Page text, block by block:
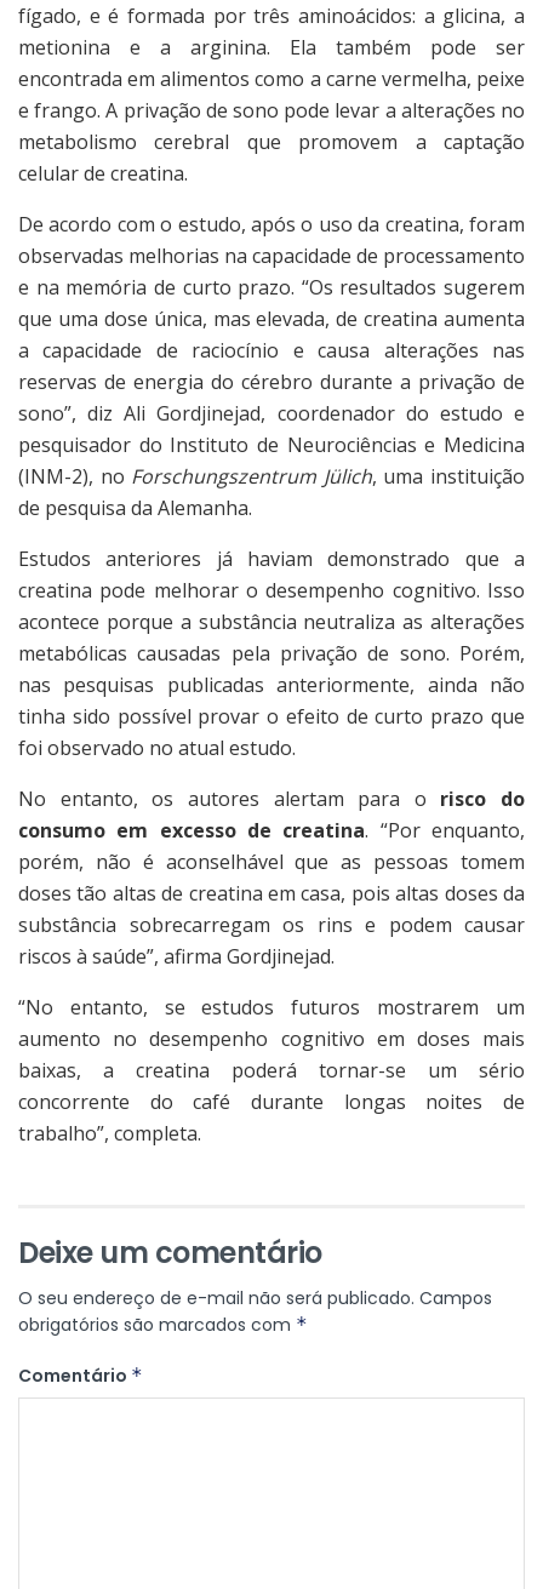
fígado, e é formada por três aminoácidos: a glicina, a
metionina e a arginina. Ela também pode ser
encontrada em alimentos como a carne vermelha, peixe
e frango. A privação de sono pode levar a alterações no
metabolismo cerebral que promovem a captação
celular de creatina.
De acordo com o estudo, após o uso da creatina, foram
observadas melhorias na capacidade de processamento
e na memória de curto prazo. “Os resultados sugerem
que uma dose única, mas elevada, de creatina aumenta
a capacidade de raciocínio e causa alterações nas
reservas de energia do cérebro durante a privação de
sono”, diz Ali Gordjinejad, coordenador do estudo e
pesquisador do Instituto de Neurociências e Medicina
(INM-2), no Forschungszentrum Jülich, uma instituição
de pesquisa da Alemanha.
Estudos anteriores já haviam demonstrado que a
creatina pode melhorar o desempenho cognitivo. Isso
acontece porque a substância neutraliza as alterações
metabólicas causadas pela privação de sono. Porém,
nas pesquisas publicadas anteriormente, ainda não
tinha sido possível provar o efeito de curto prazo que
foi observado no atual estudo.
No entanto, os autores alertam para o risco do
consumo em excesso de creatina. “Por enquanto,
porém, não é aconselhável que as pessoas tomem
doses tão altas de creatina em casa, pois altas doses da
substância sobrecarregam os rins e podem causar
riscos à saúde”, afirma Gordjinejad.
“No entanto, se estudos futuros mostrarem um
aumento no desempenho cognitivo em doses mais
baixas, a creatina poderá tornar-se um sério
concorrente do café durante longas noites de
trabalho”, completa.
Deixe um comentário
O seu endereço de e-mail não será publicado. Campos
obrigatórios são marcados com *
Comentário *